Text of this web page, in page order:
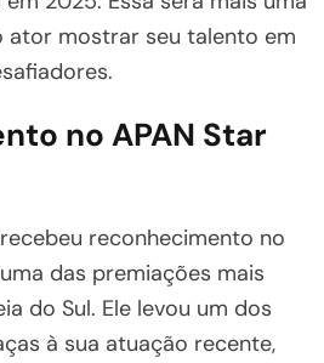
ator mostrar seu talento em
no APAN Star
reconhecimento no
das premiações mais
do Sul. Ele levou um dos
à sua atuação recente,